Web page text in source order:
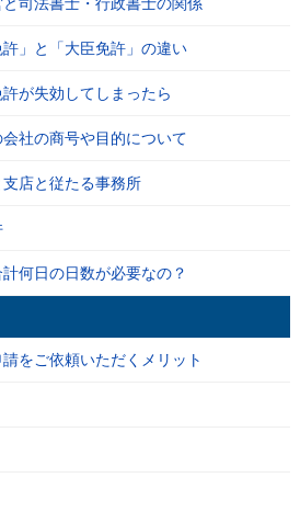
」と「大臣免許」の違い
が失効してしまったら
社の商号や目的について
店と従たる事務所
何日の日数が必要なの？
をご依頼いただくメリット